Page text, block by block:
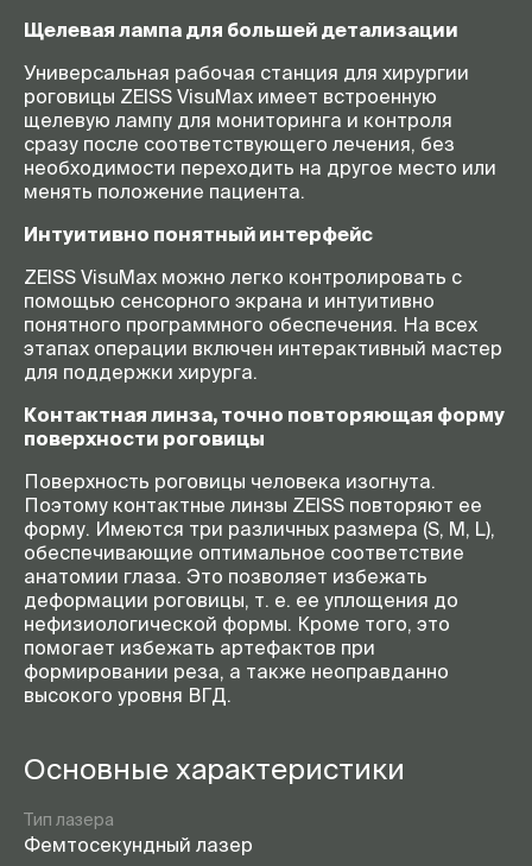
Щелевая лампа для большей детализации
Универсальная рабочая станция для хирургии
роговицы ZEISS VisuMax имеет встроенную
щелевую лампу для мониторинга и контроля
сразу после соответствующего лечения, без
необходимости переходить на другое место или
менять положение пациента.
Интуитивно понятный интерфейс
ZEISS VisuMax можно легко контролировать с
помощью сенсорного экрана и интуитивно
понятного программного обеспечения. На всех
этапах операции включен интерактивный мастер
для поддержки хирурга.
Контактная линза, точно повторяющая форму
поверхности роговицы
Поверхность роговицы человека изогнута.
Поэтому контактные линзы ZEISS повторяют ее
форму. Имеются три различных размера (S, M, L),
обеспечивающие оптимальное соответствие
анатомии глаза. Это позволяет избежать
деформации роговицы, т. е. ее уплощения до
нефизиологической формы. Кроме того, это
помогает избежать артефактов при
формировании реза, а также неоправданно
высокого уровня ВГД.
Основные характеристики
Тип лазера
Фемтосекундный лазер